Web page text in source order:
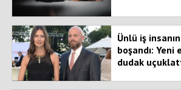
Ünlü iş
boşandı: Yeni
dudak